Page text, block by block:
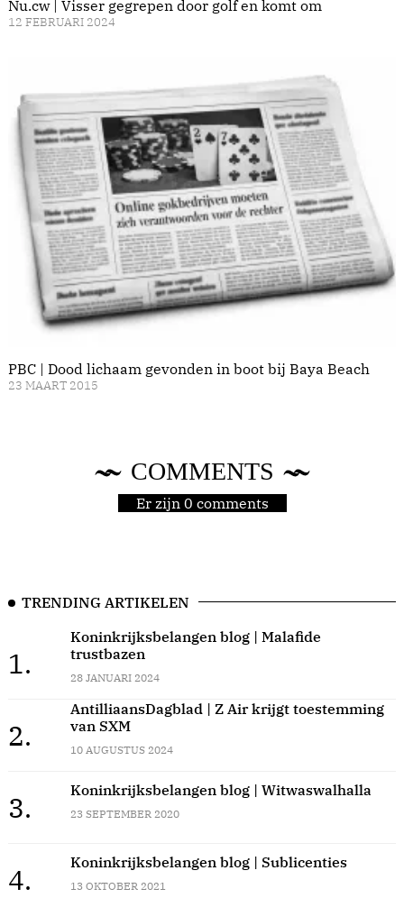
Nu.cw | Visser gegrepen door golf en komt om
12 FEBRUARI 2024
PBC | Dood lichaam gevonden in boot bij Baya Beach
23 MAART 2015
COMMENTS
Er zijn 0 comments
TRENDING ARTIKELEN
1.
Koninkrijksbelangen blog | Malafide
trustbazen
28 JANUARI 2024
2.
AntilliaansDagblad | Z Air krijgt toestemming
van SXM
10 AUGUSTUS 2024
3.
Koninkrijksbelangen blog | Witwaswalhalla
23 SEPTEMBER 2020
4.
Koninkrijksbelangen blog | Sublicenties
13 OKTOBER 2021